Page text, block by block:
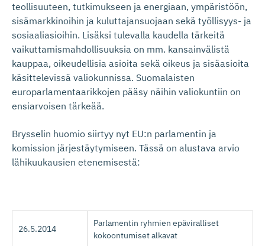
teollisuuteen, tutkimukseen ja energiaan, ympäristöön,
sisämarkkinoihin ja kuluttajansuojaan sekä työllisyys- ja
sosiaaliasioihin. Lisäksi tulevalla kaudella tärkeitä
vaikuttamismahdollisuuksia on mm. kansainvälistä
kauppaa, oikeudellisia asioita sekä oikeus ja sisäasioita
käsittelevissä valiokunnissa. Suomalaisten
europarlamentaarikkojen pääsy näihin valiokuntiin on
ensiarvoisen tärkeää.
Brysselin huomio siirtyy nyt EU:n parlamentin ja
komission järjestäytymiseen. Tässä on alustava arvio
lähikuukausien etenemisestä:
26.5.2014
Parlamentin ryhmien epäviralliset
kokoontumiset alkavat